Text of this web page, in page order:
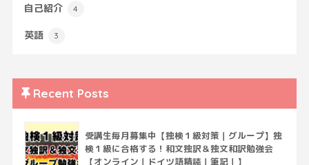
自己紹介 4
英語 3
Recent Posts
受講生毎月募集中【独検１級対策｜グループ】独
検１級に合格する！和文独訳＆独文和訳勉強会
【オンライン｜ドイツ語精読｜筆記｜】